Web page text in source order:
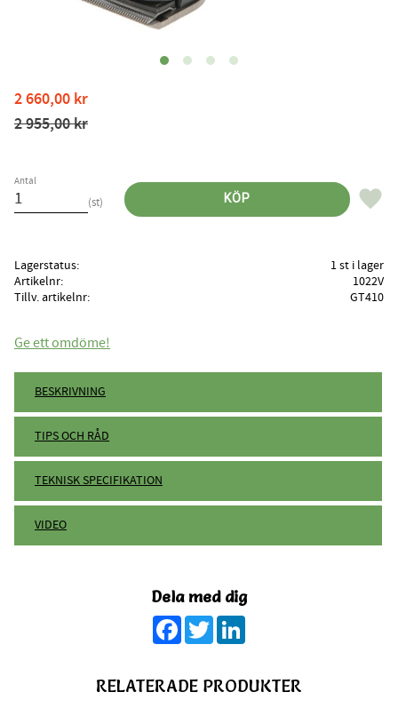
Nedsatt pris:
2 660,00 kr
Ordinarie pris:
2 955,00kr
Antal
st KÖP Lägg
Lagerstatus
1 st i lager
Artikelnr
1022V
Tillv. artikelnr
GT410
Ge ett omdöme!
BESKRIVNING
TIPS OCH RÅD
TEKNISK SPECIFIKATION
VIDEO
Dela med dig
Facebook
Twitter
RELATERADE PRODUKTER